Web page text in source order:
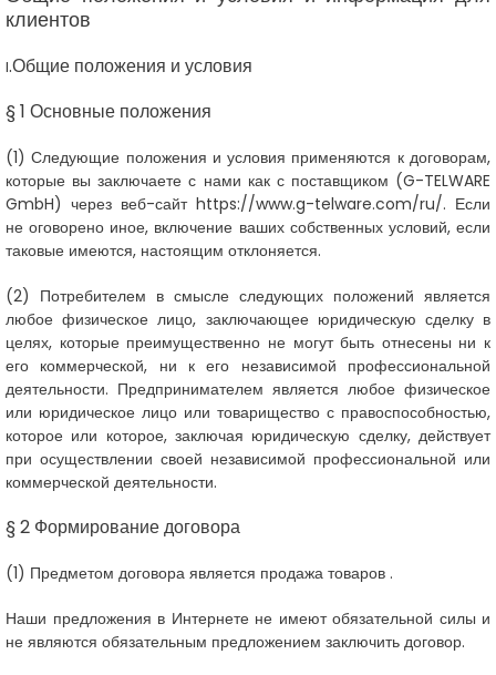
клиентов
I.Общие положения и условия
§ 1 Основные положения
(1) Следующие положения и условия применяются к договорам,
которые вы заключаете с нами как с поставщиком (G-TELWARE
GmbH) через веб-сайт https://www.g-telware.com/ru/. Если
не оговорено иное, включение ваших собственных условий, если
таковые имеются, настоящим отклоняется.
(2) Потребителем в смысле следующих положений является
любое физическое лицо, заключающее юридическую сделку в
целях, которые преимущественно не могут быть отнесены ни к
его коммерческой, ни к его независимой профессиональной
деятельности. Предпринимателем является любое физическое
или юридическое лицо или товарищество с правоспособностью,
которое или которое, заключая юридическую сделку, действует
при осуществлении своей независимой профессиональной или
коммерческой деятельности.
§ 2 Формирование договора
(1) Предметом договора является продажа товаров .
Наши предложения в Интернете не имеют обязательной силы и
не являются обязательным предложением заключить договор.